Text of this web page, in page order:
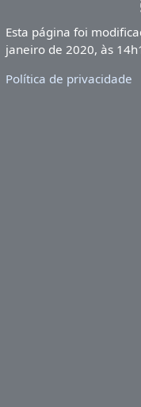
Esta página foi
janeiro de 2020, às
Política de privacidade